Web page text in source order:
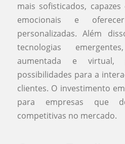
mais sofisticados,
emocionais e
personalizadas. Além
tecnologias
aumentada e virtual,
possibilidades para a
clientes. O investimento
para empresas que
competitivas no mercado.